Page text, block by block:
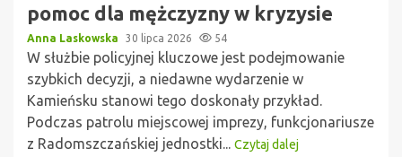
pomoc dla mężczyzny w kryzysie
Anna Laskowska 30 lipca 2026 54
W służbie policyjnej kluczowe jest podejmowanie
szybkich decyzji, a niedawne wydarzenie w
Kamieńsku stanowi tego doskonały przykład.
Podczas patrolu miejscowej imprezy, funkcjonariusze
z Radomszczańskiej jednostki... Czytaj dalej